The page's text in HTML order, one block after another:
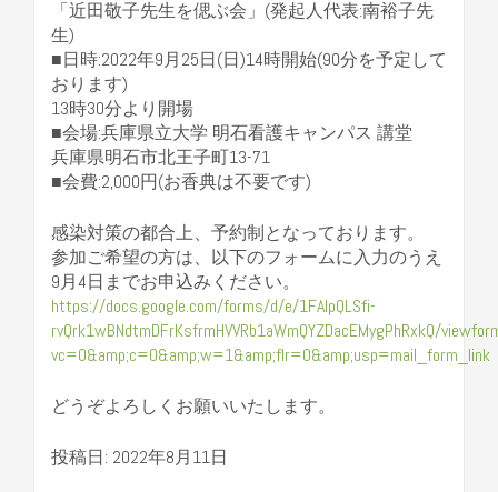
「近田敬子先生を偲ぶ会」(発起人代表:南裕子先
生)
■日時:2022年9月25日(日)14時開始(90分を予定して
おります)
13時30分より開場
■会場:兵庫県立大学 明石看護キャンパス 講堂
兵庫県明石市北王子町13-71
■会費:2,000円(お香典は不要です)
感染対策の都合上、予約制となっております。
参加ご希望の方は、以下のフォームに入力のうえ
9月4日までお申込みください。
https://docs.google.com/forms/d/e/1FAIpQLSfi-
rvQrk1wBNdtmDFrKsfrmHVVRb1aWmQYZDacEMygPhRxkQ/
vc=0&amp;c=0&amp;w=1&amp;flr=0&amp;usp=mail_form_link
どうぞよろしくお願いいたします。
投稿日: 2022年8月11日